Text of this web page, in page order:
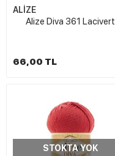
ALİZE
Alize Diva 361 Lacivert
66,00 TL
STOKTA YOK